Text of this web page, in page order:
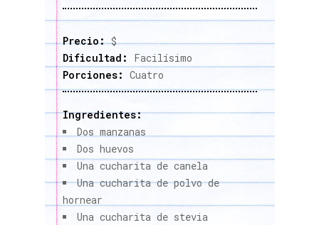
Precio:$
Dificultad:
Facilísimo
Porciones: Cuatro
Ingredientes:
Dos manzanas
Dos huevos
Una cucharita de canela
Una cucharita de polvo de
hornear
Una cucharita de stevia